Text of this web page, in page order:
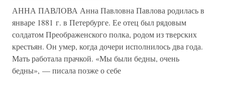
АННА ПАВЛОВА Анна Павловна Павлова родилась в
январе 1881 г. в Петербурге. Ее отец был рядовым
солдатом Преображенского полка, родом из тверских
крестьян. Он умер, когда дочери исполнилось два года.
Мать работала прачкой. «Мы были бедны, очень
бедны», — писала позже о себе